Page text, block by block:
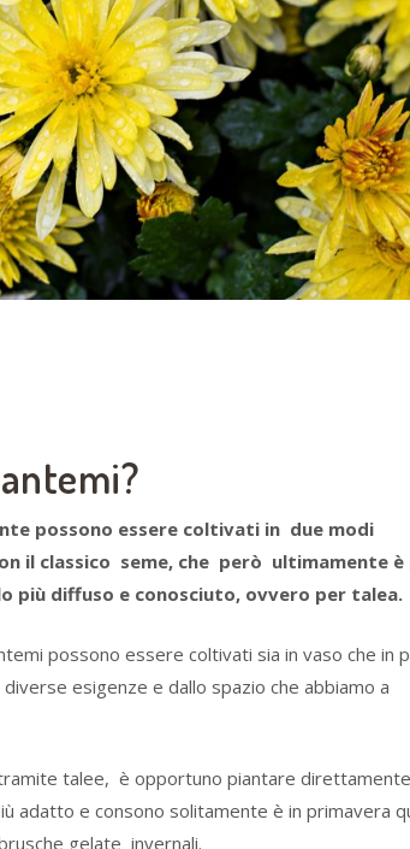
possono essere coltivati in due modi
il classico seme, che però ultimamente è
più diffuso e conosciuto, ovvero per talea.
possono essere coltivati sia in vaso che in
esigenze e dallo spazio che abbiamo a
talee, è opportuno piantare
e consono solitamente è in primavera
gelate invernali.